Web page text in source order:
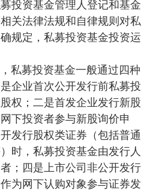
投资基金管理人登记和基金
关法律法规和自律规则对私
规定，私募投资基金投资运
私募投资基金一般通过四种
企业首次公开发行前私募投
权；二是首发企业发行新股
下投资者参与新股询价申
发行股权类证券（包括普通
时，私募投资基金由发行人
；四是上市公司非公开发行
为网下认购对象参与证券发